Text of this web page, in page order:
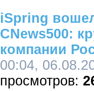
iSpring
CNews500:
компании
00:04,